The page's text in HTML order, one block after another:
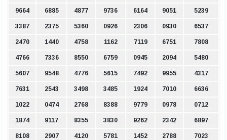
9664 6885 4877 9736 6164 9051 5239
3387 2375 5360 0926 2306 0930 6537
2470 1440 4758 1162 7119 6751 7808
4766 7336 8550 6759 0945 2094 5480
5607 9548 4776 5615 7492 9955 4317
7631 2543 3498 3485 1924 7010 6636
1022 0474 2768 8388 9779 0978 0712
1874 9117 8355 3830 9262 2342 6897
8108 2907 4120 5781 1452 2788 7023